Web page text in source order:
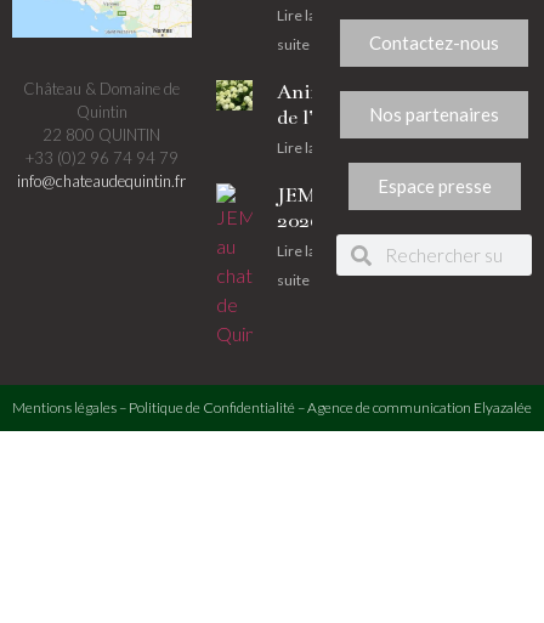
Château & Domaine de
Quintin
22 800 QUINTIN
+33 (0)2 96 74 94 79
info@chateaudequintin.fr
Lire la
suite
Animations
de l’été
Lire la suite
JEMA
2026
Lire la
suite
Contactez-nous
Nos partenaires
Espace presse
Mentions légales – Politique de Confidentialité –Agence de communication Elyazalée